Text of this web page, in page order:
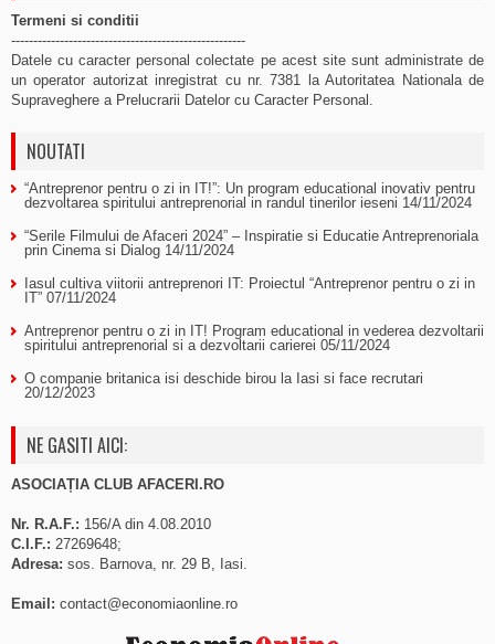
Termeni si conditii
-----------------------------------------------------
Datele cu caracter personal colectate pe acest site sunt administrate de
un operator autorizat inregistrat cu nr. 7381 la Autoritatea Nationala de
Supraveghere a Prelucrarii Datelor cu Caracter Personal.
NOUTATI
“Antreprenor pentru o zi in IT!”: Un program educational inovativ pentru
dezvoltarea spiritului antreprenorial in randul tinerilor ieseni 14/11/2024
“Serile Filmului de Afaceri 2024” – Inspiratie si Educatie Antreprenoriala
prin Cinema si Dialog 14/11/2024
Iasul cultiva viitorii antreprenori IT: Proiectul “Antreprenor pentru o zi in
IT” 07/11/2024
Antreprenor pentru o zi in IT! Program educational in vederea dezvoltarii
spiritului antreprenorial si a dezvoltarii carierei 05/11/2024
O companie britanica isi deschide birou la Iasi si face recrutari
20/12/2023
NE GASITI AICI:
ASOCIAȚIA CLUB AFACERI.RO
Nr. R.A.F.: 156/A din 4.08.2010
C.I.F.: 27269648;
Adresa: sos. Barnova, nr. 29 B, Iasi.
Email: contact@economiaonline.ro